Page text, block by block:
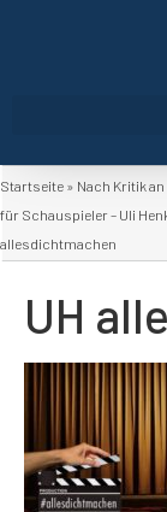
Startseite » Nach Kritik
für Schauspieler – Uli
allesdichtmachen
UH